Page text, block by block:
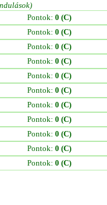
Pontok: 0 (C)
Pontok: 0 (C)
Pontok: 0 (C)
Pontok: 0 (C)
Pontok: 0 (C)
Pontok: 0 (C)
Pontok: 0 (C)
Pontok: 0 (C)
Pontok: 0 (C)
Pontok: 0 (C)
Pontok: 0 (C)